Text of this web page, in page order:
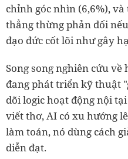
chỉnh góc nhìn (6,6%),
thẳng thừng phản đối
đạo đức cốt lõi như gây
Song song nghiên cứu
đang phát triển kỹ thuật
dõi logic hoạt động nội
viết thơ, AI có xu hướng
làm toán, nó dùng cách
diễn đạt.